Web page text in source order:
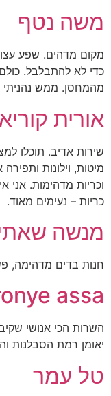
משה נטף
מקום מדהים. שפע
כדי לא להתבלבל.
מהמחסן. ממש נהניתי
אורית
שירות אדיב. תוכלו
מיטות, וילונות
כריות – נעימים מאוד.
מנשה
חנות בדים מדהימה,
assa
השרות הכי אנושי
יאומן רמת הסבלנות
טל עמר